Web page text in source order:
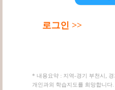
로그인 >>
* 내용요약 : 지역-경기 부천시,
개인과외 학습지도를 희망합니다